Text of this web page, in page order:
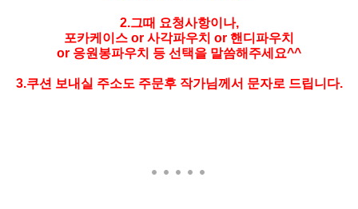
2.그때 요청사항이나,
포카케이스 or 사각파우치 or 핸디파우치
or 응원봉파우치 등 선택을 말씀해주세요^^
3.쿠션 보내실 주소도 주문후 작가님께서 문자로 드립니다.